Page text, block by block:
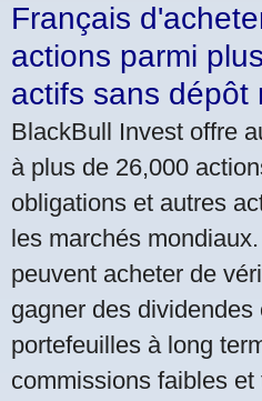
Français
actions parmi
actifs sans dépôt
BlackBull Invest offre
à plus de 26,000
obligations et autres
les marchés
peuvent acheter de
gagner des
portefeuilles à long
commissions faibles